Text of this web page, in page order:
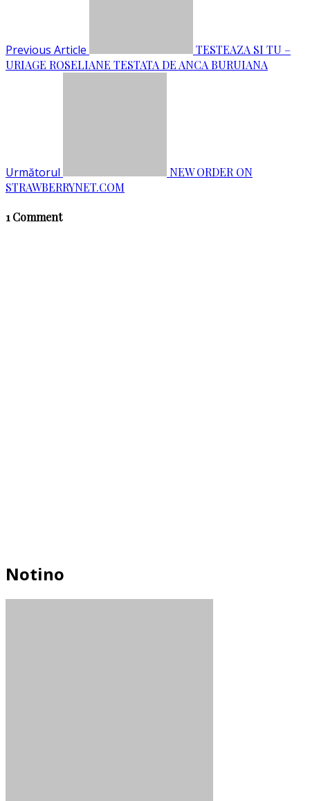
Previous Article
TESTEAZA SI TU –
URIAGE ROSELIANE TESTATA DE ANCA BURUIANA
Următorul
NEW ORDER ON
STRAWBERRYNET.COM
1 Comment
Notino